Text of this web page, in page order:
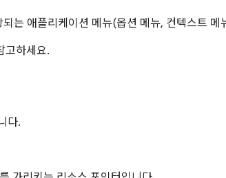
되는 애플리케이션 메뉴(옵션 메뉴, 컨텍스트 메
고하세요.
다.